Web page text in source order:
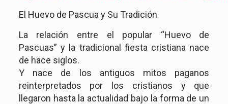
El Huevo de Pascua y Su Tradición
La relación entre el popular “Huevo de
Pascuas” y la tradicional fiesta cristiana nace
de hace siglos.
Y nace de los antiguos mitos paganos
reinterpretados por los cristianos y que
llegaron hasta la actualidad bajo la forma de un